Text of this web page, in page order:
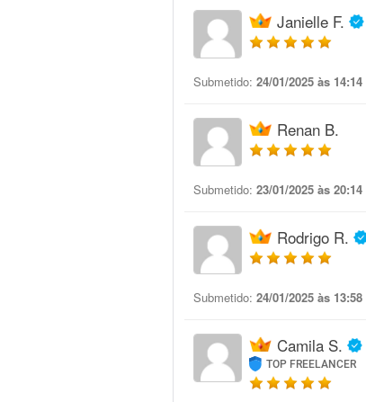
Janielle F.
Submetido: 24/01/2025 às 14:14
Renan B.
Submetido: 23/01/2025 às 20:14
Rodrigo R.
Submetido: 24/01/2025 às 13:58
Camila S.
TOP FREELANCER